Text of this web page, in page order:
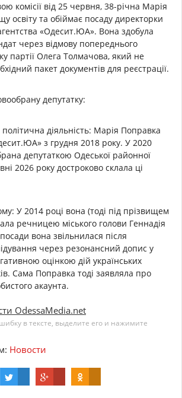
комісії від 25 червня, 38-річна Марія
освіту та обіймає посаду директорки
«Одесит.ЮА». Вона здобула
через відмову попереднього
партії Олега Толмачова, який не
пакет документів для реєстрації.
депутатку:
діяльність: Марія Поправка
з грудня 2018 року. У 2020
депутаткою Одеської районної
2026 року достроково склала ці
У 2014 році вона (тоді під прізвищем
речницею міського голови Геннадія
вона звільнилася після
через резонансний допис у
оцінкою дій українських
Сама Поправка тоді заявляла про
акаунта.
OdessaMedia.net
в тексте, выделите его и нажимите
Новости